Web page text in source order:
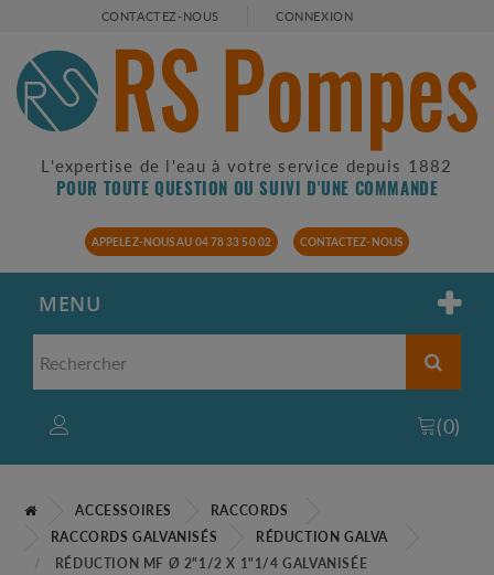
CONTACTEZ-NOUS CONNEXION
L'expertise de l'eau à votre service depuis 1882
POUR TOUTE QUESTION OU SUIVI D'UNE COMMANDE
APPELEZ-NOUS AU 04 78 33 50 02 CONTACTEZ-NOUS
MENU
(0)
ACCESSOIRES
RACCORDS
RACCORDS GALVANISÉS
RÉDUCTION GALVA
RÉDUCTION MF Ø 2"1/2 X 1"1/4 GALVANISÉE